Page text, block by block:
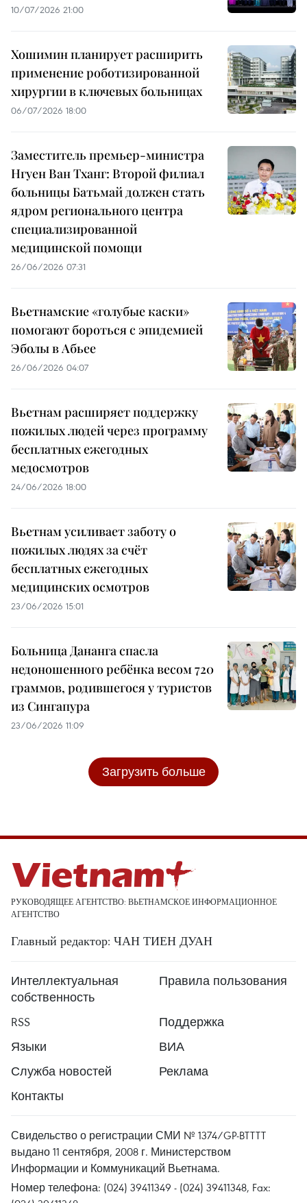
10/07/2026 21:00
Хошимин планирует расширить
применение роботизированной
хирургии в ключевых больницах
06/07/2026 18:00
Заместитель премьер-министра
Нгуен Ван Тханг: Второй филиал
больницы Батьмай должен стать
ядром регионального центра
специализированной
медицинской помощи
26/06/2026 07:31
Вьетнамские «голубые каски»
помогают бороться с эпидемией
Эболы в Абьее
26/06/2026 04:07
Вьетнам расширяет поддержку
пожилых людей через программу
бесплатных ежегодных
медосмотров
24/06/2026 18:00
Вьетнам усиливает заботу о
пожилых людях за счёт
бесплатных ежегодных
медицинских осмотров
23/06/2026 15:01
Больница Дананга спасла
недоношенного ребёнка весом 720
граммов, родившегося у туристов
из Сингапура
23/06/2026 11:09
Загрузить больше
РУКОВОДЯЩЕЕ АГЕНТСТВО: ВЬЕТНАМСКОЕ ИНФОРМАЦИОННОЕ
АГЕНТСТВО
Главный редактор: ЧАН ТИЕН ДУАН
Интеллектуальная
собственность
Правила пользования
RSS
Поддержка
Языки
ВИА
Служба новостей
Реклама
Контакты
Свидельство о регистрации СМИ № 1374/GP-BTTTT
выдано 11 сентября, 2008 г. Министерством
Информации и Коммуникаций Вьетнама.
Номер телефона: (024) 39411349 - (024) 39411348, Fax: